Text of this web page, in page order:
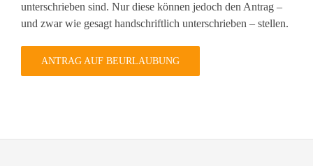
unterschrieben sind. Nur diese können jedoch den Antrag –
und zwar wie gesagt handschriftlich unterschrieben – stellen.
ANTRAG AUF BEURLAUBUNG